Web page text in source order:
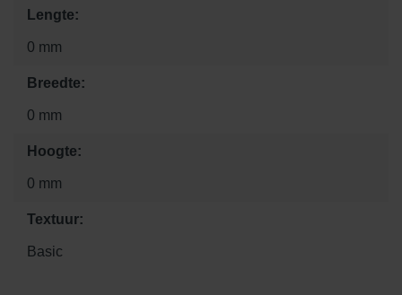
Lengte:
0 mm
Breedte:
0 mm
Hoogte:
0 mm
Textuur:
Basic